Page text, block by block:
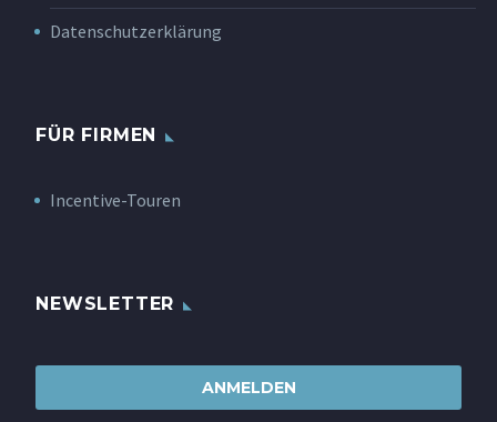
Datenschutzerklärung
FÜR FIRMEN
Incentive-Touren
NEWSLETTER
ANMELDEN